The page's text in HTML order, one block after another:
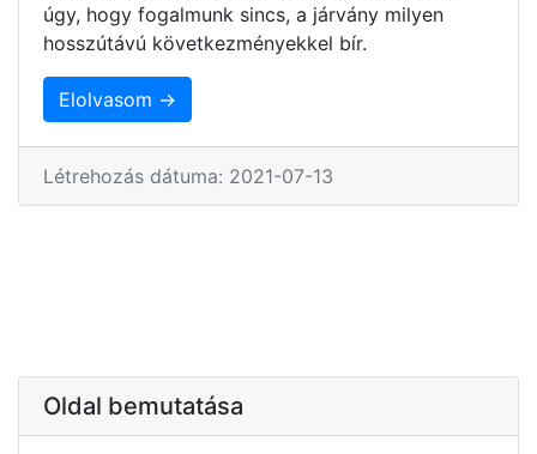
úgy, hogy fogalmunk sincs, a járvány milyen
hosszútávú következményekkel bír.
Elolvasom →
Létrehozás dátuma: 2021-07-13
Oldal bemutatása